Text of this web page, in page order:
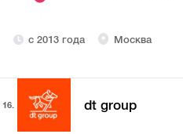
с 2013 года Москва
16. dt group